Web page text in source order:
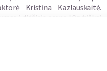
Kristina Kazlauskaitė.
į didžiąją sceną kūrybiškai
Antono Čechovo
bet kišu“, - besiruošdama